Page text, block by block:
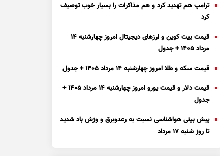
ترامپ هم تهدید کرد و هم مذاکرات را بسیار خوب توصیف
کرد
قیمت بیت کوین و ارز‌های دیجیتال امروز چهارشنبه ۱۴
مرداد ۱۴۰۵ + جدول
قیمت سکه و طلا امروز چهارشنبه ۱۴ مرداد ۱۴۰۵ + جدول
قیمت دلار و قیمت یورو امروز چهارشنبه ۱۴ مرداد ۱۴۰۵ +
جدول
پیش بینی هواشناسی نسبت به رعدوبرق و وزش باد شدید
تا روز شنبه ۱۷ مرداد